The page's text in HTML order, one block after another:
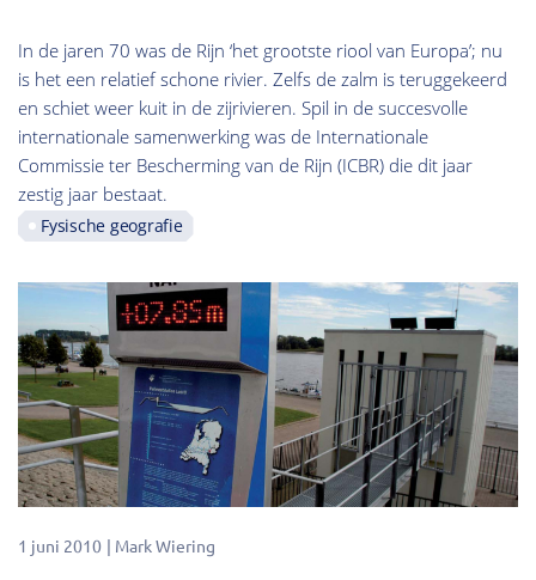
In de jaren 70 was de Rijn ‘het grootste riool van Europa’; nu
is het een relatief schone rivier. Zelfs de zalm is teruggekeerd
en schiet weer kuit in de zijrivieren. Spil in de succesvolle
internationale samenwerking was de Internationale
Commissie ter Bescherming van de Rijn (ICBR) die dit jaar
zestig jaar bestaat.
Fysische geografie
1 juni 2010 Mark Wiering